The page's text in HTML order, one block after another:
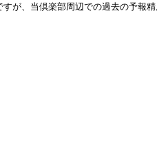
が、当倶楽部周辺での過去の予報